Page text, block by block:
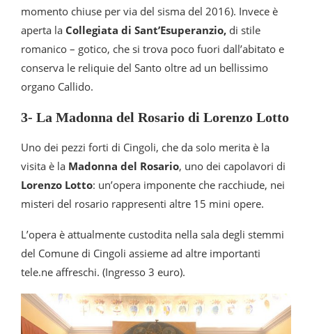
momento chiuse per via del sisma del 2016). Invece è
aperta la Collegiata di Sant’Esuperanzio, di stile
romanico – gotico, che si trova poco fuori dall’abitato e
conserva le reliquie del Santo oltre ad un bellissimo
organo Callido.
3- La Madonna del Rosario di Lorenzo Lotto
Uno dei pezzi forti di Cingoli, che da solo merita è la
visita è la Madonna del Rosario, uno dei capolavori di
Lorenzo Lotto: un’opera imponente che racchiude, nei
misteri del rosario rappresenti altre 15 mini opere.
L’opera è attualmente custodita nella sala degli stemmi
del Comune di Cingoli assieme ad altre importanti
tele.ne affreschi. (Ingresso 3 euro).